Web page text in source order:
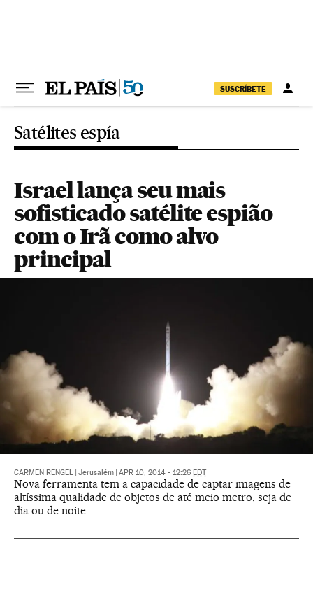
SUSCRÍBETE
Satélites espía
Israel lança seu mais
sofisticado satélite espião
com o Irã como alvo
principal
CARMEN RENGEL Jerusalém APR 10, 2014 - 12:26 EDT
Nova ferramenta tem a capacidade de captar imagens de
altíssima qualidade de objetos de até meio metro, seja de
dia ou de noite